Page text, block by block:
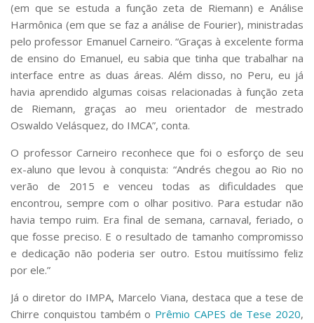
(em que se estuda a função zeta de Riemann) e Análise
Harmônica (em que se faz a análise de Fourier), ministradas
pelo professor Emanuel Carneiro. “Graças à excelente forma
de ensino do Emanuel, eu sabia que tinha que trabalhar na
interface entre as duas áreas. Além disso, no Peru, eu já
havia aprendido algumas coisas relacionadas à função zeta
de Riemann, graças ao meu orientador de mestrado
Oswaldo Velásquez, do IMCA”, conta.
O professor Carneiro reconhece que foi o esforço de seu
ex-aluno que levou à conquista: “Andrés chegou ao Rio no
verão de 2015 e venceu todas as dificuldades que
encontrou, sempre com o olhar positivo. Para estudar não
havia tempo ruim. Era final de semana, carnaval, feriado, o
que fosse preciso. E o resultado de tamanho compromisso
e dedicação não poderia ser outro. Estou muitíssimo feliz
por ele.”
Já o diretor do IMPA, Marcelo Viana, destaca que a tese de
Chirre conquistou também o Prêmio CAPES de Tese 2020,